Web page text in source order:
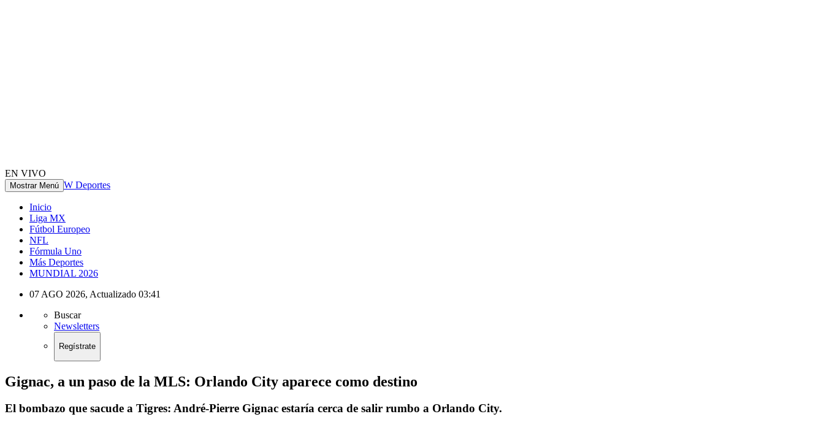
EN VIVO
Mostrar Menú W Deportes
Inicio
Liga MX
Fútbol Europeo
NFL
Fórmula Uno
Más Deportes
MUNDIAL 2026
07 AGO 2026, Actualizado 03:41
Buscar
Newsletters
Regístrate
Gignac, a un paso de la MLS: Orlando City aparece como destino
El bombazo que sacude a Tigres: André-Pierre Gignac estaría cerca de salir rumbo a Orlando City.